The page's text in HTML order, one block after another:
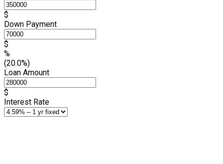
$
Down Payment
$
%
(20.0%)
Loan Amount
$
Interest Rate